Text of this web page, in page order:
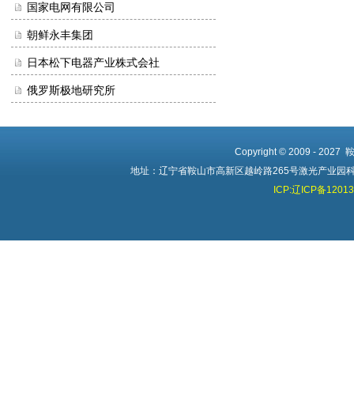
国家电网有限公司
朝鲜永丰集团
日本松下电器产业株式会社
俄罗斯极地研究所
Copyright © 2009 - 2027
地址：辽宁省鞍山市高新区越岭路265号激光产
ICP:辽ICP备